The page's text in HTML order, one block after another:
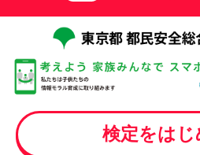
検定をはじ